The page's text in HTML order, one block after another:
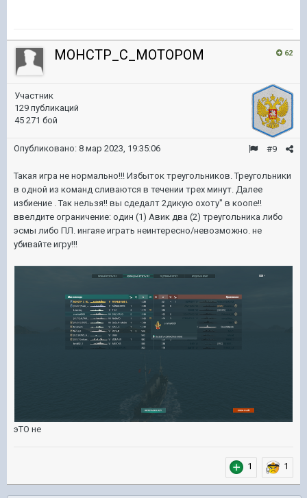
62
MOHCTP_C_MOTOPOM
Участник
129 публикаций
45 271 бой
#9
Опубликовано: 8 мар 2023, 19:35:06
Такая игра не нормально!!! Избыток треугольников. Треугольники
в одной из команд сливаются в течении трех минут. Далее
избиение . Так нельзя!! вы сдедалт 2дикую охоту" в коопе!!
ввелдите ограничение: один (1) Авик два (2) треугольника либо
эсмы либо ПЛ. ингаяе играть неинтересно/невозможно. не
убивайте игру!!!
эТО не
1 1